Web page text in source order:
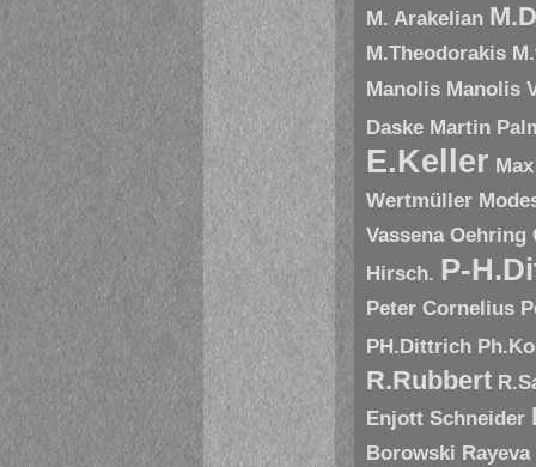
M. Arakelian
M.Theodorakis
Manolis Manolis
Daske Martin
E.Keller
Wertmüller
Vassena Oehring
Hirsch. P-
Peter Cornelius
PH.Dittrich
R.Rubbert
Enjott Schneider
Borowski Rayeva